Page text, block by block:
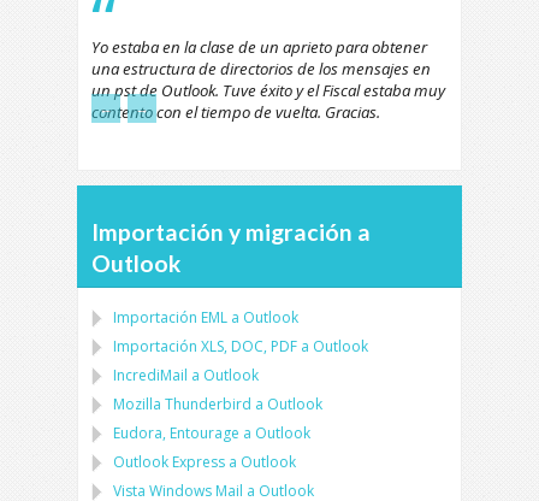
Yo estaba en la clase de un aprieto para obtener
una estructura de directorios de los mensajes en
un pst de Outlook. Tuve éxito y el Fiscal estaba muy
contento con el tiempo de vuelta. Gracias.
← →
Importación y migración a
Outlook
Importación EML a Outlook
Importación XLS, DOC, PDF a Outlook
IncrediMail a Outlook
Mozilla Thunderbird a Outlook
Eudora, Entourage a Outlook
Outlook Express a Outlook
Vista Windows Mail a Outlook